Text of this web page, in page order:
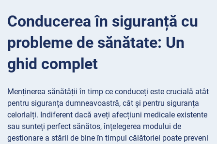
Conducerea în siguranță cu
probleme de sănătate: Un
ghid complet
Menținerea sănătății în timp ce conduceți este crucială atât
pentru siguranța dumneavoastră, cât și pentru siguranța
celorlalți. Indiferent dacă aveți afecțiuni medicale existente
sau sunteți perfect sănătos, înțelegerea modului de
gestionare a stării de bine în timpul călătoriei poate preveni